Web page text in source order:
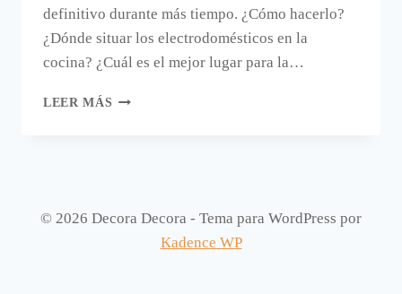
definitivo durante más tiempo. ¿Cómo hacerlo?
¿Dónde situar los electrodomésticos en la
cocina? ¿Cuál es el mejor lugar para la…
LEER MÁS CÓMO
COCINA.
© 2026 Decora Decora - Tema para WordPress por
Kadence WP